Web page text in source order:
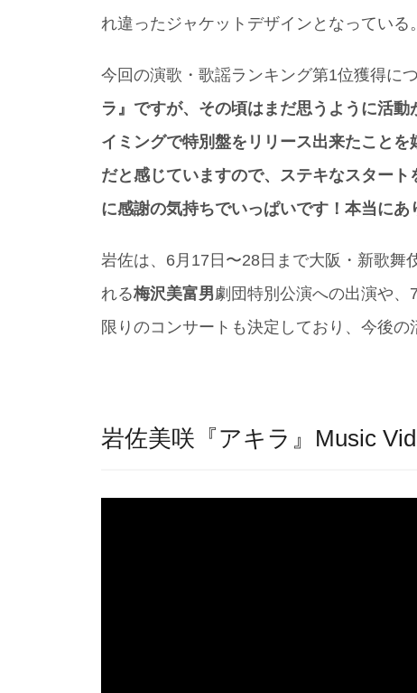
れ違ったジャケットデザインとなっている。
今回の演歌・歌謡ランキング第1位獲得に
ラ』ですが、その頃はまだ思うように活
イミングで特別盤をリリース出来たこと
だと感じていますので、ステキなスター
に感謝の気持ちでいっぱいです！本当にあ
岩佐は、6月17日〜28日まで大阪・新歌舞
れる梅沢美富男劇団特別公演への出演や
限りのコンサートも決定しており、今後の
岩佐美咲『アキラ』Music